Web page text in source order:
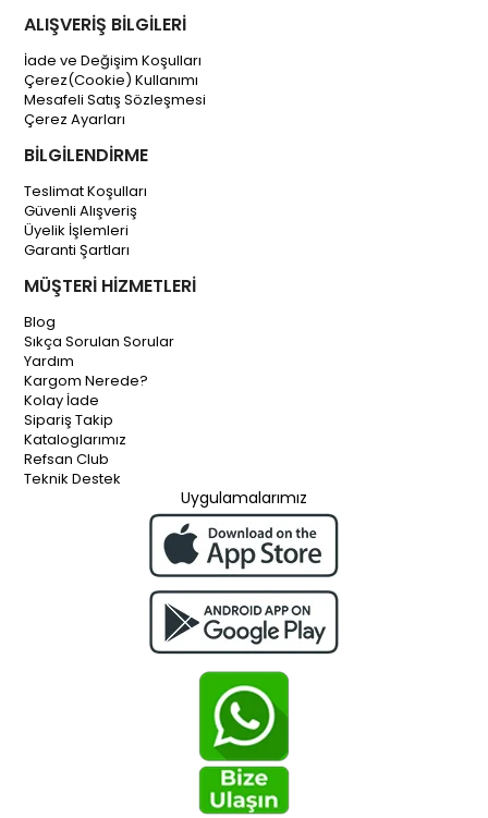
ALIŞVERİŞ BİLGİLERİ
İade ve Değişim Koşulları
Çerez(Cookie) Kullanımı
Mesafeli Satış Sözleşmesi
Çerez Ayarları
BİLGİLENDİRME
Teslimat Koşulları
Güvenli Alışveriş
Üyelik İşlemleri
Garanti Şartları
MÜŞTERİ HİZMETLERİ
Blog
Sıkça Sorulan Sorular
Yardım
Kargom Nerede?
Kolay İade
Sipariş Takip
Kataloglarımız
Refsan Club
Teknik Destek
Uygulamalarımız